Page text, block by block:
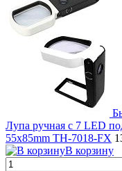
Лупа ручная с 7 LED
55x85mm TH-7018-FX
В корзину